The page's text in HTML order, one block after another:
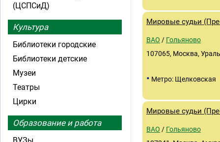
Мировые судьи
ВАО / Гольяново
107065, Москва,
• Метро: Щелковская
Мировые судьи
ВАО / Гольяново
(ЦСПСиД)
Культура
Библиотеки городские
Библиотеки детские
Музеи
Театры
Цирки
Образование и работа